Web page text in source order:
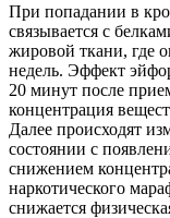
При попадании в
связывается с
жировой ткани, где
недель. Эффект
20 минут после
концентрация
Далее происходят
состоянии с
снижением
наркотического
снижается